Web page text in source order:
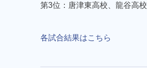
第3位：唐津東高校、龍谷高校
各試合結果はこちら